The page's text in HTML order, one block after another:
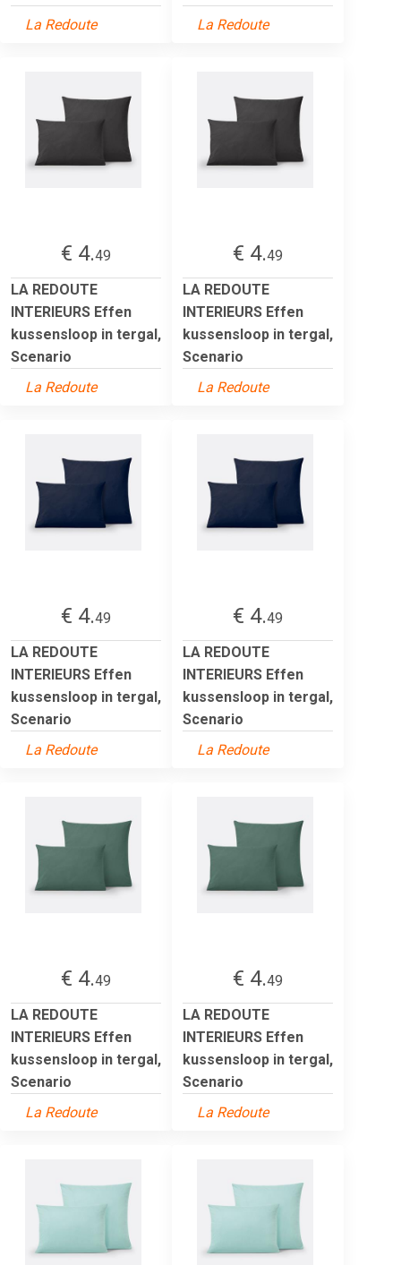
La Redoute
La Redoute
€ 4.49
LA REDOUTE
INTERIEURS Effen
kussensloop in tergal,
Scenario
La Redoute
€ 4.49
LA REDOUTE
INTERIEURS Effen
kussensloop in tergal,
Scenario
La Redoute
€ 4.49
LA REDOUTE
INTERIEURS Effen
kussensloop in tergal,
Scenario
La Redoute
€ 4.49
LA REDOUTE
INTERIEURS Effen
kussensloop in tergal,
Scenario
La Redoute
€ 4.49
LA REDOUTE
INTERIEURS Effen
kussensloop in tergal,
Scenario
La Redoute
€ 4.49
LA REDOUTE
INTERIEURS Effen
kussensloop in tergal,
Scenario
La Redoute